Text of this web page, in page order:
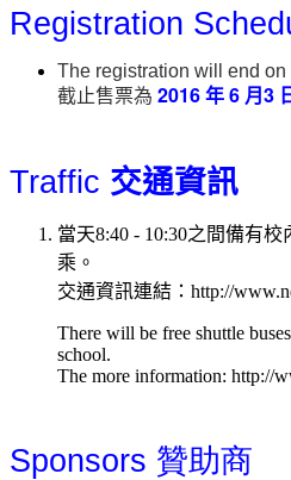
Registration
The registration will end on
截止售票為 2016年6 月3
Traffic 交通資訊
當天8:40 - 10:30之間備有
乘。
交通資訊連結：http://
There will be free shuttle
school.
The more information: http://
Sponsors 贊助商